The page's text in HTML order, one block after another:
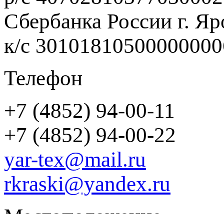
Сбербанка России г.
к/с
Телефон
+7 (4852) 94-00-11
+7 (4852) 94-00-22
yar-tex@mail.ru
rkraski@yandex.ru